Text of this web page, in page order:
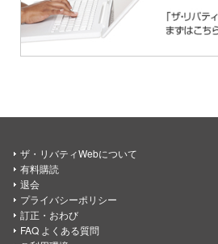
ザ・リバティWebについて
有料購読
退会
プライバシーポリシー
訂正・おわび
FAQ よくある質問